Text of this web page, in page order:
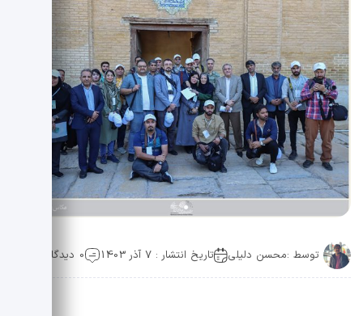
توسط :محسن دلیلی تاریخ انتشار : 7 آذر 1403 0 دیدگاه